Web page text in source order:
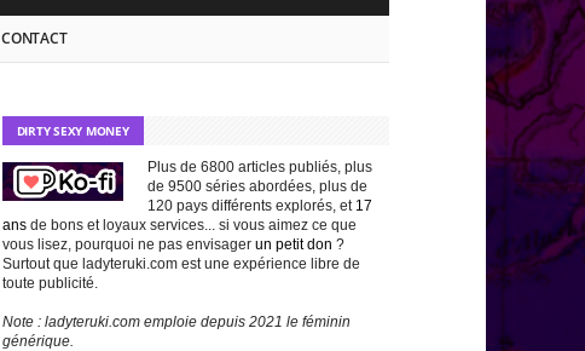
CONTACT
DIRTY SEXY MONEY
Plus de 6800 articles publiés, plus
de 9500 séries abordées, plus de
120 pays différents explorés, et 17
ansde bons et loyaux services... si vous aimez ce que
vous lisez, pourquoi ne pas envisager un petit don ?
Surtout que ladyteruki.com est une expérience libre de
toute publicité.
Note : ladyteruki.com emploie depuis 2021 le féminin
générique.